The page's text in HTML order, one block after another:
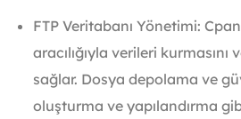
FTP Veritabanı Yönetimi:
aracılığıyla verileri kurmasını
sağlar. Dosya depolama ve
oluşturma ve yapılandırma